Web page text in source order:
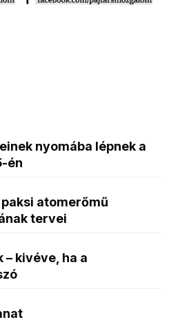
nyomába lépnek a
én
atomerőmű
tervei
kivéve, ha a